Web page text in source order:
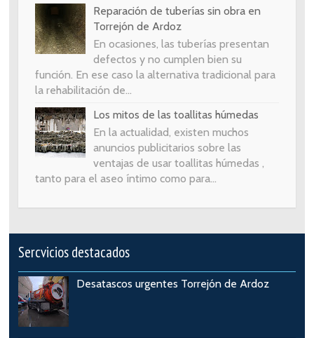
Reparación de tuberías sin obra en
Torrejón de Ardoz
En ocasiones, las tuberías presentan
defectos y no cumplen bien su
función. En ese caso la alternativa tradicional para
la rehabilitación de...
Los mitos de las toallitas húmedas
En la actualidad, existen muchos
anuncios publicitarios sobre las
ventajas de usar toallitas húmedas ,
tanto para el aseo íntimo como para...
Sercvicios destacados
Desatascos urgentes Torrejón de Ardoz